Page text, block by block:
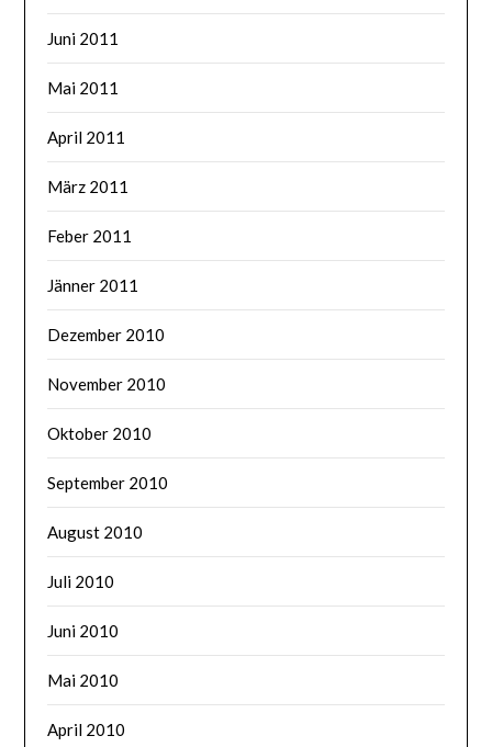
Juni 2011
Mai 2011
April 2011
März 2011
Feber 2011
Jänner 2011
Dezember 2010
November 2010
Oktober 2010
September 2010
August 2010
Juli 2010
Juni 2010
Mai 2010
April 2010